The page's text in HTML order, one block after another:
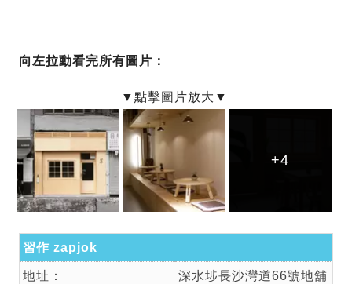
向左拉動看完所有圖片：
+4
+4
+4
習作 zapjok
地址： 深水埗長沙灣道66號地舖